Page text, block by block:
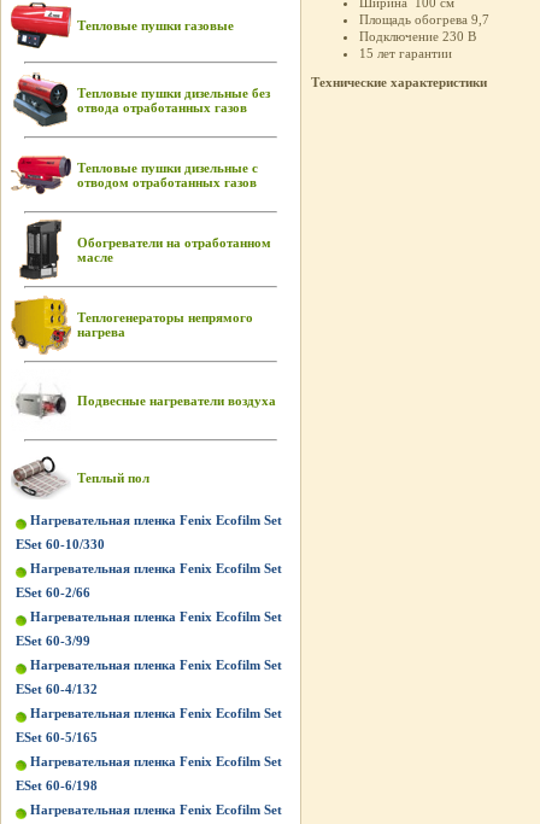
Тепловые пушки газовые
Тепловые пушки дизельные без
отвода отработанных газов
Тепловые пушки дизельные с
отводом отработанных газов
Обогреватели на отработанном
масле
Теплогенераторы непрямого
нагрева
Подвесные нагреватели воздуха
Теплый пол
Нагревательная пленка Fenix Ecofilm Set
ESet 60-10/330
Нагревательная пленка Fenix Ecofilm Set
ESet 60-2/66
Нагревательная пленка Fenix Ecofilm Set
ESet 60-3/99
Нагревательная пленка Fenix Ecofilm Set
ESet 60-4/132
Нагревательная пленка Fenix Ecofilm Set
ESet 60-5/165
Нагревательная пленка Fenix Ecofilm Set
ESet 60-6/198
Нагревательная пленка Fenix Ecofilm Set
Площадь обогрева 9,7
Подключение 230 В
15 лет гарантии
Технические характеристики